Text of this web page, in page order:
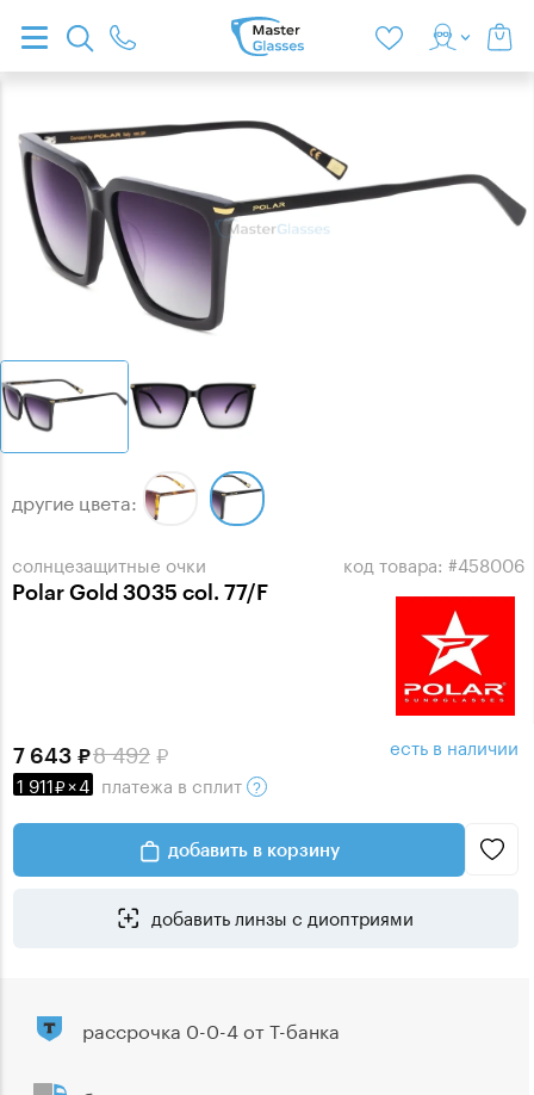
солнцезащитные очки
Polar Gold 3035 col. 77/F
код товара: #458006
другие цвета:
8 492
7 643
1 911 ×4 платежа в сплит
есть в наличии
добавить в корзину
добавить линзы с диоптриями
рассрочка 0-0-4 от Т-банка